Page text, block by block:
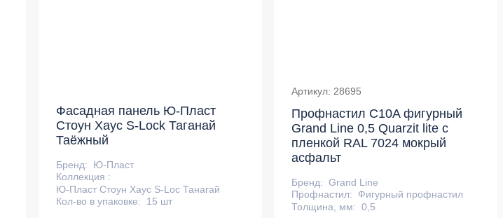
Фасадная панель Ю-Пласт
Стоун Хаус S-Lock Таганай
Таёжный
Бренд:
Ю-Пласт
Коллекция :
Ю-Пласт Стоун Хаус S-Loc Танагай
Кол-во в упаковке:
15 шт
Артикул: 28695
Профнастил С10A фигурный
Grand Line 0,5 Quarzit lite с
пленкой RAL 7024 мокрый
асфальт
Бренд: Grand Line
Профнастил:
Фигурный профнастил
Толщина, мм: 0,5